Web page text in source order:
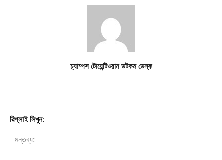
চ্যাম্পস টোয়েন্টিওয়ান ডটকম ডেস্ক
রিপ্লাই লিখুন: